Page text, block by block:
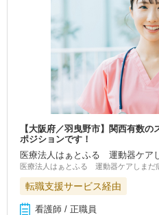
【大阪府／羽曳野市】関西有数
ポジションです！
医療法人はぁとふる 運動器ケア
医療法人はぁとふる 運動器ケアしまだ
転職支援サービス経由
看護師 / 正職員